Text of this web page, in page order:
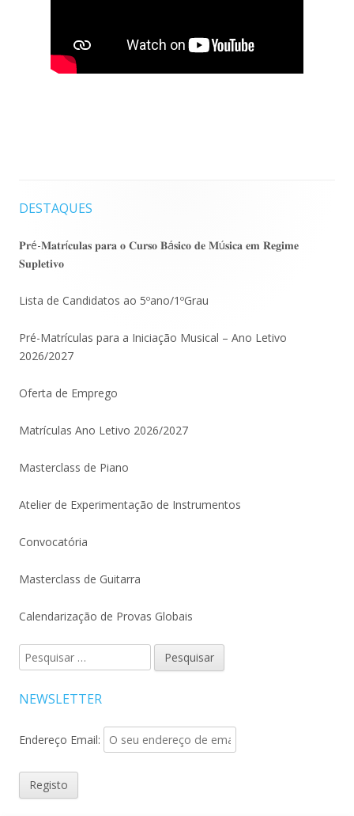
Barra
lateral
principal
DESTAQUES
𝐏𝐫é-𝐌𝐚𝐭𝐫í𝐜𝐮𝐥𝐚𝐬 𝐩𝐚𝐫𝐚 𝐨 𝐂𝐮𝐫𝐬𝐨 𝐁á𝐬𝐢𝐜𝐨 𝐝𝐞 𝐌ú𝐬𝐢𝐜𝐚 𝐞𝐦 𝐑𝐞𝐠𝐢𝐦𝐞
𝐒𝐮𝐩𝐥𝐞𝐭𝐢𝐯𝐨
Lista de Candidatos ao 5ºano/1ºGrau
Pré-Matrículas para a Iniciação Musical – Ano Letivo
2026/2027
Oferta de Emprego
Matrículas Ano Letivo 2026/2027
Masterclass de Piano
Atelier de Experimentação de Instrumentos
Convocatória
Masterclass de Guitarra
Calendarização de Provas Globais
Pesquisar
por:
NEWSLETTER
Endereço Email: